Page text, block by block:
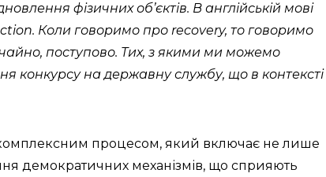
фізичних об’єктів. В англійській мові
Коли говоримо про recovery, то говоримо
поступово. Тих, з якими ми можемо
конкурсу на державну службу, що в контексті
процесом, який включає не лише
демократичних механізмів, що сприяють